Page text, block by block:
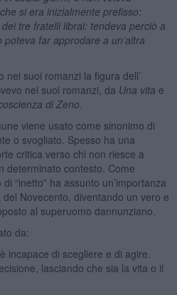
si era inizialmente prefisso:
tre fratelli librai: tendeva perciò a
far approdare a un’altra
suoi romanzi la figura dell’
nei suoi romanzi, da Una vita e
di Zeno.
viene usato come sinonimo di
o svogliato. Spesso ha una
critica verso chi non riesce a
determinato contesto. Come
“inetto” ha assunto un’importanza
Novecento, diventando un vero e
al superuomo dannunziano.
da:
incapace di scegliere e di agire.
lasciando che sia la vita o il